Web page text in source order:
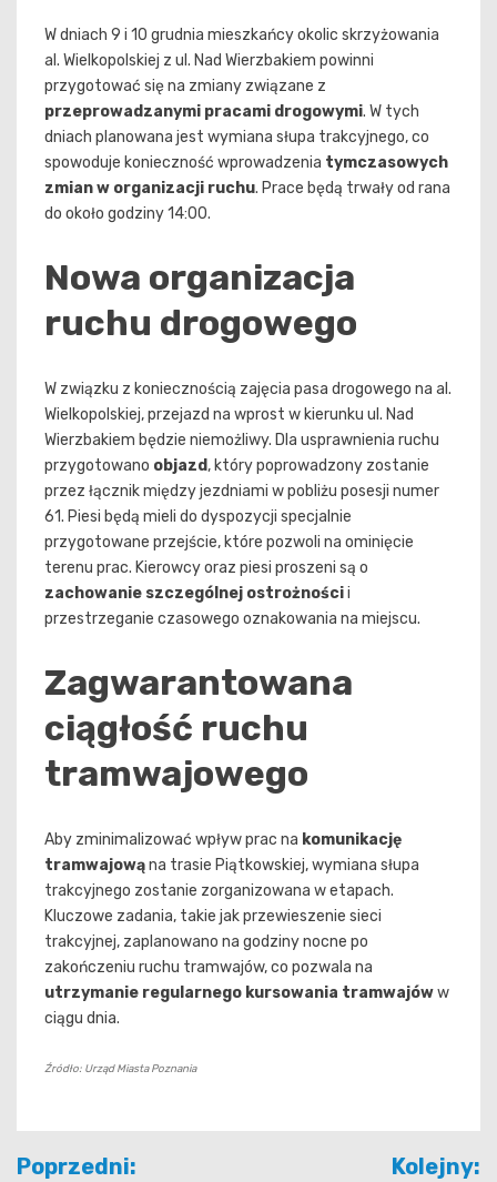
W dniach 9 i 10 grudnia mieszkańcy okolic skrzyżowania
al. Wielkopolskiej z ul. Nad Wierzbakiem powinni
przygotować się na zmiany związane z
przeprowadzanymi pracami drogowymi. W tych
dniach planowana jest wymiana słupa trakcyjnego, co
spowoduje konieczność wprowadzenia tymczasowych
zmian w organizacji ruchu. Prace będą trwały od rana
do około godziny 14:00.
Nowa organizacja
ruchu drogowego
W związku z koniecznością zajęcia pasa drogowego na al.
Wielkopolskiej, przejazd na wprost w kierunku ul. Nad
Wierzbakiem będzie niemożliwy. Dla usprawnienia ruchu
przygotowano objazd, który poprowadzony zostanie
przez łącznik między jezdniami w pobliżu posesji numer
61. Piesi będą mieli do dyspozycji specjalnie
przygotowane przejście, które pozwoli na ominięcie
terenu prac. Kierowcy oraz piesi proszeni są o
zachowanie szczególnej ostrożnościi
przestrzeganie czasowego oznakowania na miejscu.
Zagwarantowana
ciągłość ruchu
tramwajowego
Aby zminimalizować wpływ prac na komunikację
tramwajowąna trasie Piątkowskiej, wymiana słupa
trakcyjnego zostanie zorganizowana w etapach.
Kluczowe zadania, takie jak przewieszenie sieci
trakcyjnej, zaplanowano na godziny nocne po
zakończeniu ruchu tramwajów, co pozwala na
utrzymanie regularnego kursowania tramwajóww
ciągu dnia.
Źródło: Urząd Miasta Poznania
Nawigacja
Poprzedni: Kolejny: